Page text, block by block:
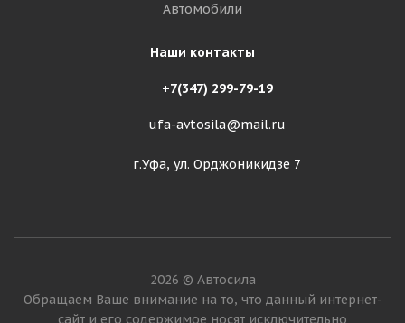
Автомобили
Наши контакты
+7(347) 299-79-19
ufa-avtosila@mail.ru
г.Уфа, ул. Орджоникидзе 7
2026 © Автосила
Обращаем Ваше внимание на то, что данный интернет-
сайт и его содержимое носят исключительно